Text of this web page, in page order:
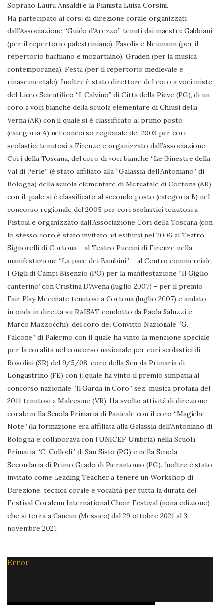
Soprano Laura Ansaldi e la Pianista Luisa Corsini.
Ha partecipato ai corsi di direzione corale organizzati
dall’Associazione “Guido d’Arezzo” tenuti dai maestri: Gabbiani
(per il repertorio palestriniano), Fasolis e Neumann (per il
repertorio bachiano e mozartiano), Graden (per la musica
contemporanea), Festa (per il repertorio medievale e
rinascimentale). Inoltre è stato direttore del coro a voci miste
del Liceo Scientifico “I. Calvino” di Città della Pieve (PG), di un
coro a voci bianche della scuola elementare di Chiusi della
Verna (AR) con il quale si è classificato al primo posto
(categoria A) nel concorso regionale del 2003 per cori
scolastici tenutosi a Firenze e organizzato dall’Associazione
Cori della Toscana, del coro di voci bianche “Le Ginestre della
Val di Perle” (è stato affiliato alla “Galassia dell’Antoniano” di
Bologna) della scuola elementare di Mercatale di Cortona (AR)
con il quale si è classificato al secondo posto (categoria B) nel
concorso regionale del 2005 per cori scolastici tenutosi a
Pistoia e organizzato dall’Associazione Cori della Toscana (con
lo stesso coro è stato invitato ad esibirsi nel 2006 al Teatro
Signorelli di Cortona – al Teatro Puccini di Firenze nella
manifestazione “La pace dei Bambini” – al Centro commerciale
I Gigli di Campi Bisenzio (PO) per la manifestazione “Il Giglio
canterino”con Cristina D’Avena (luglio 2007) - per il premio
Fair Play Mecenate tenutosi a Cortona (luglio 2007) e andato
in onda in diretta su RAISAT condotto da Paola Saluzzi e
Marco Mazzocchi), del coro del Convitto Nazionale “G.
Falcone” di Palermo con il quale ha vinto la menzione speciale
per la coralità nel concorso nazionale per cori scolastici di
Rosolini (SR) del 9/5/08, coro della Scuola Primaria di
Longastrino (FE) con il quale ha vinto il premio simpatia al
concorso nazionale “Il Garda in Coro” sez. musica profana del
2011 tenutosi a Malcesine (VR). Ha svolto attività di direzione
corale nella Scuola Primaria di Panicale con il coro “Magiche
Note” (la formazione era affiliata alla Galassia dell’Antoniano di
Bologna e collaborava con l’UNICEF Umbria) nella Scuola
Primaria “C. Collodi” di San Sisto (PG) e nella Scuola
Secondaria di Primo Grado di Pierantonio (PG). Inoltre è stato
invitato come Leading Teacher a tenere un Workshop di
Direzione, tecnica corale e vocalità per tutta la durata del
Festival Coralcun International Choir Festival (nona edizione)
che si terrà a Cancun (Messico) dal 29 ottobre 2021 al 3
novembre 2021.
Error